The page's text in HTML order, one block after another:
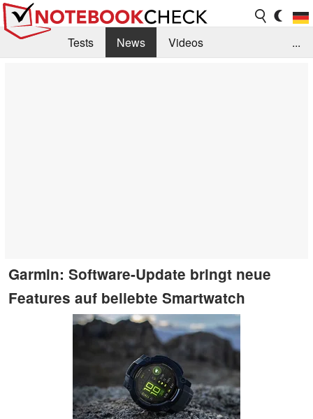
Tests News
Videos
...
Garmin: Software-Update bringt neue
Features auf beliebte Smartwatch